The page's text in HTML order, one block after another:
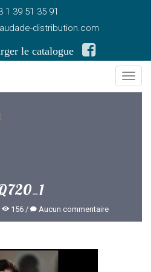
1 39 51 35 91
distribution.com
le catalogue
156 Aucun commentaire